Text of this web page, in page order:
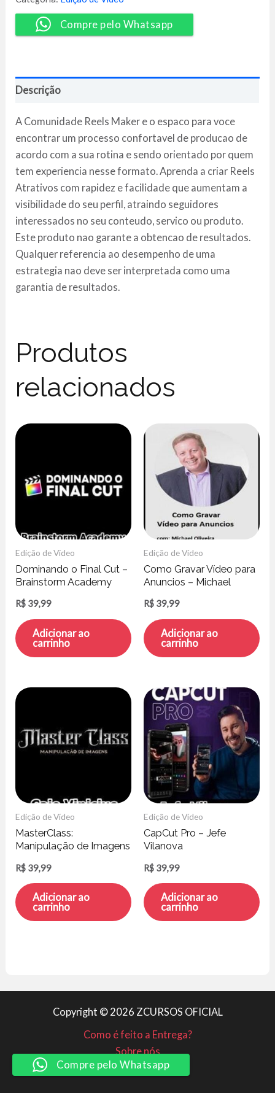
Campos
quantidade
Compre pelo Whatsapp
Descrição
A Comunidade Reels Maker e o espaco para voce
encontrar um processo confortavel de producao de
acordo com a sua rotina e sendo orientado por quem
tem experiencia nesse formato. Aprenda a criar Reels
Atrativos com rapidez e facilidade que aumentam a
visibilidade do seu perfil, atraindo seguidores
interessados no seu conteudo, servico ou produto.
Este produto nao garante a obtencao de resultados.
Qualquer referencia ao desempenho de uma
estrategia nao deve ser interpretada como uma
garantia de resultados.
Produtos
relacionados
Edição de Vídeo
Dominando o Final Cut –
Brainstorm Academy
R$ 39,99
Adicionar ao
carrinho
Edição de Vídeo
Como Gravar Vídeo para
Anuncios – Michael
R$ 39,99
Adicionar ao
carrinho
Edição de Vídeo
MasterClass:
Manipulação de Imagens
R$ 39,99
Adicionar ao
carrinho
Edição de Vídeo
CapCut Pro – Jefe
Vilanova
R$ 39,99
Adicionar ao
carrinho
Copyright © 2026 ZCURSOS OFICIAL
Como é feito a Entrega?
Sobre nós
Minha conta
Compre pelo Whatsapp